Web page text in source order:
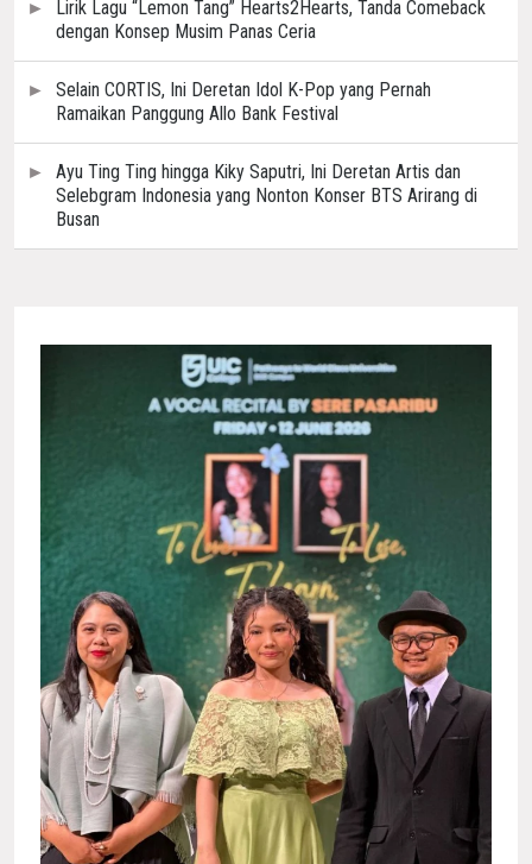
Lirik Lagu “Lemon Tang” Hearts2Hearts, Tanda Comeback
dengan Konsep Musim Panas Ceria
Selain CORTIS, Ini Deretan Idol K-Pop yang Pernah
Ramaikan Panggung Allo Bank Festival
Ayu Ting Ting hingga Kiky Saputri, Ini Deretan Artis dan
Selebgram Indonesia yang Nonton Konser BTS Arirang di
Busan